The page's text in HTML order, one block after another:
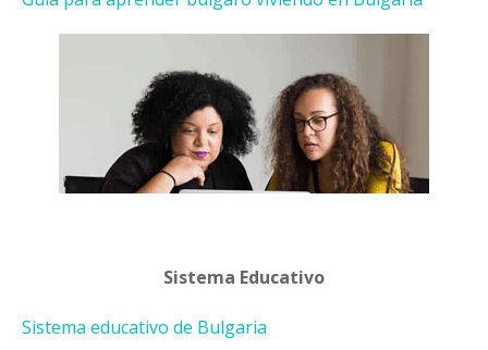
Sistema Educativo
Sistema educativo de Bulgaria